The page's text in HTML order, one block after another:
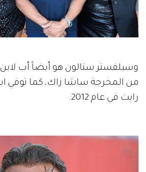
وسيلفستر ستالون هو أيضاً أب
من المخرجة ساشا زاك، كما توفي
رايت في عام 2012.